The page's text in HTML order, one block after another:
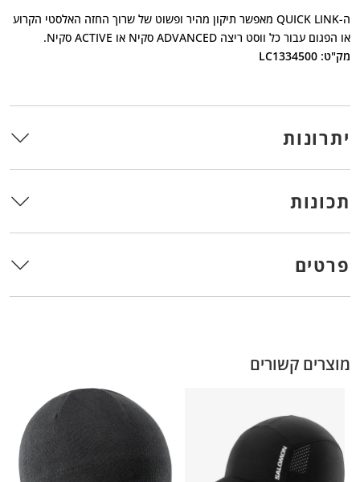
ה-QUICK LINK מאפשר תיקון מהיר ופשוט של שרוך החזה האלסטי הקרוע
או הפגום עבור כל ווסט ריצה ADVANCED סקיN או ACTIVE סקיN.
מק"ט: LC1334500
יתרונות
תכונות
פרטים
מוצרים קשורים